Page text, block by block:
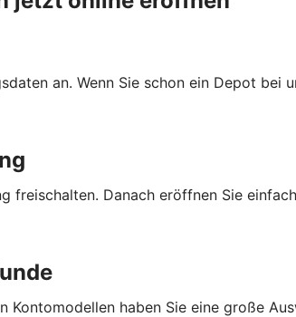
an. Wenn Sie schon ein Depot bei
freischalten. Danach eröffnen Sie
Kontomodellen haben Sie eine große